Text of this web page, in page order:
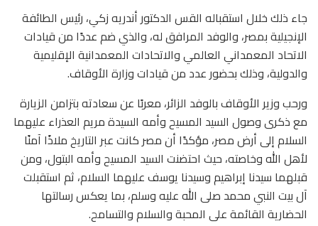
جاء ذلك خلال استقباله القس الدكتور أندريه زكي، رئيس الطائفة
الإنجيلية بمصر، والوفد المرافق له، والذي ضم عددًا من قيادات
الاتحاد المعمداني العالمي والاتحادات المعمدانية الإقليمية
والدولية، وذلك بحضور عدد من قيادات وزارة الأوقاف.
ورحب وزير الأوقاف بالوفد الزائر، معربًا عن سعادته بتزامن الزيارة
مع ذكرى وصول السيد المسيح وأمه السيدة مريم العذراء عليهما
السلام إلى أرض مصر، مؤكدًا أن مصر كانت عبر التاريخ ملاذًا آمنًا
لأهل الله وخاصته، حيث احتضنت السيد المسيح وأمه البتول، ومن
قبلهما سيدنا إبراهيم وسيدنا يوسف عليهما السلام، ثم استقبلت
آل بيت النبي محمد صلى الله عليه وسلم، بما يعكس رسالتها
الحضارية القائمة على المحبة والسلام والتسامح.